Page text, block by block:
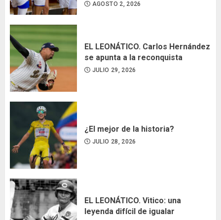
AGOSTO 2, 2026
EL LEONÁTICO. Carlos Hernández
se apunta a la reconquista
JULIO 29, 2026
¿El mejor de la historia?
JULIO 28, 2026
EL LEONÁTICO. Vitico: una
leyenda difícil de igualar